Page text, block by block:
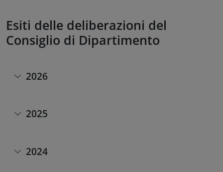
Esiti delle deliberazioni del
Consiglio di Dipartimento
2026
2025
2024